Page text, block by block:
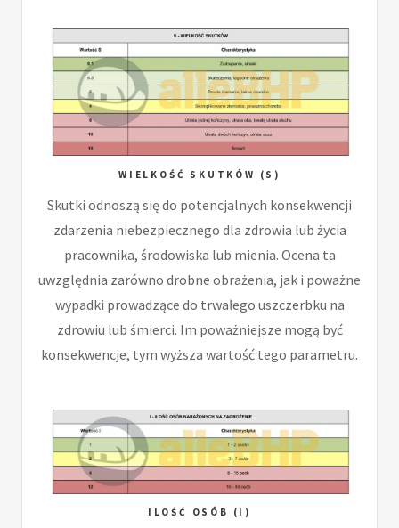
WIELKOŚĆ SKUTKÓW (S)
Skutki odnoszą się do potencjalnych konsekwencji
zdarzenia niebezpiecznego dla zdrowia lub życia
pracownika, środowiska lub mienia. Ocena ta
uwzględnia zarówno drobne obrażenia, jak i poważne
wypadki prowadzące do trwałego uszczerbku na
zdrowiu lub śmierci. Im poważniejsze mogą być
konsekwencje, tym wyższa wartość tego parametru.
ILOŚĆ OSÓB (I)